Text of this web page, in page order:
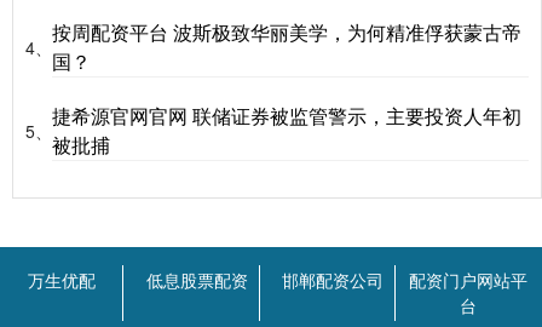
4、
按周配资平台 波斯极致华丽美学，为何精准俘获蒙古帝
国？
5、
捷希源官网官网 联储证券被监管警示，主要投资人年初
被批捕
万生优配 低息股票配资 邯郸配资公司
配资门户网站平
台